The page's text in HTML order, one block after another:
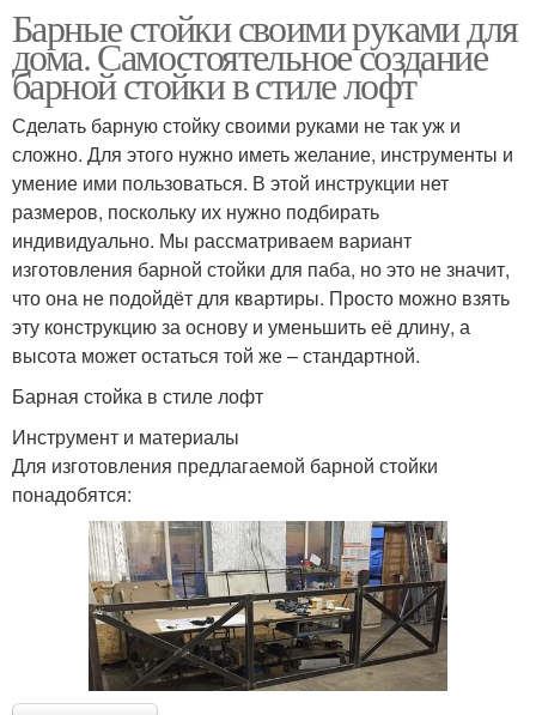
Барные стойки своими руками для
дома. Самостоятельное создание
барной стойки в стиле лофт
Сделать барную стойку своими руками не так уж и
сложно. Для этого нужно иметь желание, инструменты и
умение ими пользоваться. В этой инструкции нет
размеров, поскольку их нужно подбирать
индивидуально. Мы рассматриваем вариант
изготовления барной стойки для паба, но это не значит,
что она не подойдёт для квартиры. Просто можно взять
эту конструкцию за основу и уменьшить её длину, а
высота может остаться той же – стандартной.
Барная стойка в стиле лофт
Инструмент и материалы
Для изготовления предлагаемой барной стойки
понадобятся: